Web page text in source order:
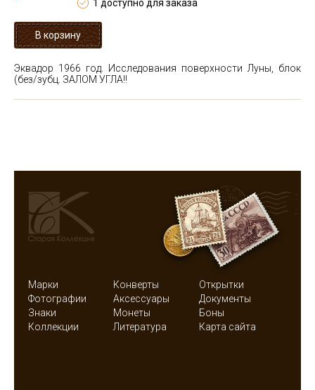
1 доступно для заказа
Эквадор 1966 год. Исследования поверхности Луны, блок
(без/зубц. ЗАЛОМ УГЛА!!
Марки Конверты
Открытки
Фотографии
Аксессуары
Документы
Знаки
Монеты
Боны
Коллекции
Литература Карта сайта